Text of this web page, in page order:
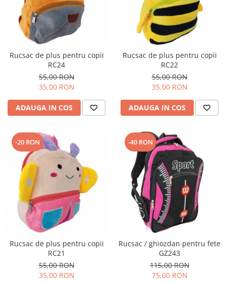
Rucsac de plus pentru copii
RC24
55,00 RON
35,00 RON
ADAUGA IN COS
Rucsac de plus pentru copii
RC22
55,00 RON
35,00 RON
ADAUGA IN COS
-20 RON
Rucsac de plus pentru copii
RC21
55,00 RON
35,00 RON
-40 RON
Rucsac / ghiozdan pentru fete
GZ243
115,00 RON
75,00 RON